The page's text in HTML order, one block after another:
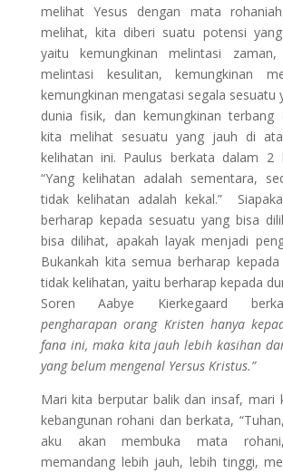
melihat Yesus dengan mata
melihat, kita diberi suatu potensi
yaitu kemungkinan melintasi zaman,
melintasi kesulitan, kemungkinan
kemungkinan mengatasi segala sesuatu
dunia fisik, dan kemungkinan terbang
kita melihat sesuatu yang jauh di
kelihatan ini. Paulus berkata dalam 2
“Yang kelihatan adalah sementara,
tidak kelihatan adalah kekal.”
berharap kepada sesuatu yang bisa
bisa dilihat, apakah layak menjadi
Bukankah kita semua berharap
tidak kelihatan, yaitu berharap kepada
Soren Aabye Kierkegaard
pengharapan orang Kristen hanya
fana ini, maka kita jauh lebih kasihan
yang belum mengenal Yersus Kristus.”
Mari kita berputar balik dan insaf, mari
kebangunan rohani dan berkata,
aku akan membuka mata
memandang lebih jauh, lebih tinggi,